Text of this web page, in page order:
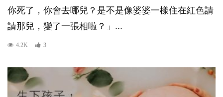
你死了，你會去哪兒？是不是像婆婆一樣住在紅色請
請那兒，變了一張相啦？」...
4.2K 3